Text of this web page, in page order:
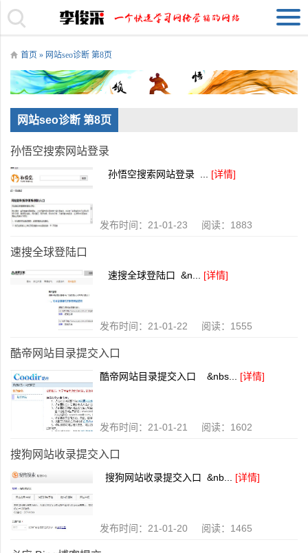
首页 » 网站seo诊断 第8页
网站seo诊断 第8页
孙悟空搜索网站登录
孙悟空搜索网站登录 ... [详情]
发布时间：21-01-23 阅读：1883
速搜全球登陆口
速搜全球登陆口 &n... [详情]
发布时间：21-01-22 阅读：1555
酷帝网站目录提交入口
酷帝网站目录提交入口 &nbs... [详情]
发布时间：21-01-21 阅读：1602
搜狗网站收录提交入口
搜狗网站收录提交入口 &nb... [详情]
发布时间：21-01-20 阅读：1465